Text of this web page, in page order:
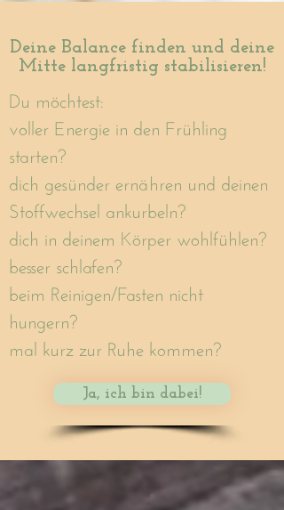
Deine Balance finden und deine
Mitte langfristig stabilisieren!
Du möchtest:
voller Energie in den Frühling
starten?
dich gesünder ernähren und deinen
Stoffwechsel ankurbeln?
dich in deinem Körper wohlfühlen?
besser schlafen?
beim Reinigen/Fasten nicht
hungern?
mal kurz zur Ruhe kommen?
Ja, ich bin dabei!